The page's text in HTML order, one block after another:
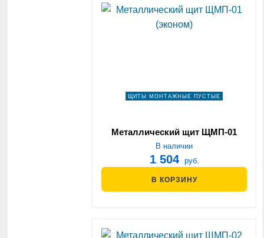
ЩИТЫ МОНТАЖНЫЕ ПУСТЫЕ
Металлический щит ЩМП-01
(эконом)
В наличии
1 504 руб.
В КОРЗИНУ